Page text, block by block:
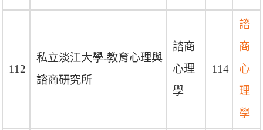
112
私立淡江大學-教育心理與
諮商研究所
諮商
心理
學
114
諮
商
心
理
學